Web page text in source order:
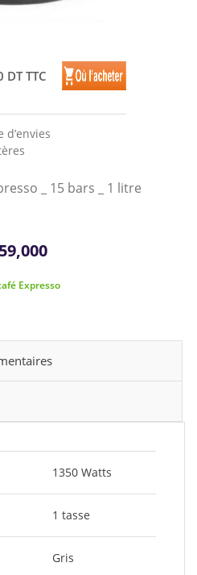
DT TTC
_ 15 bars _ 1 litre
Expresso
1350 Watts
1 tasse
Gris